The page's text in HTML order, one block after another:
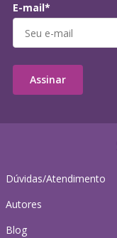
Dúvidas/Atendimento
Autores
Blog
E-mail*
Assinar